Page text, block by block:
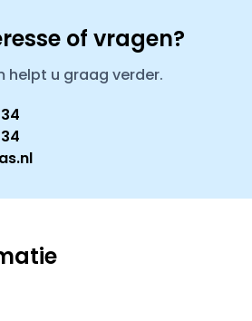
of vragen?
helpt u graag verder.